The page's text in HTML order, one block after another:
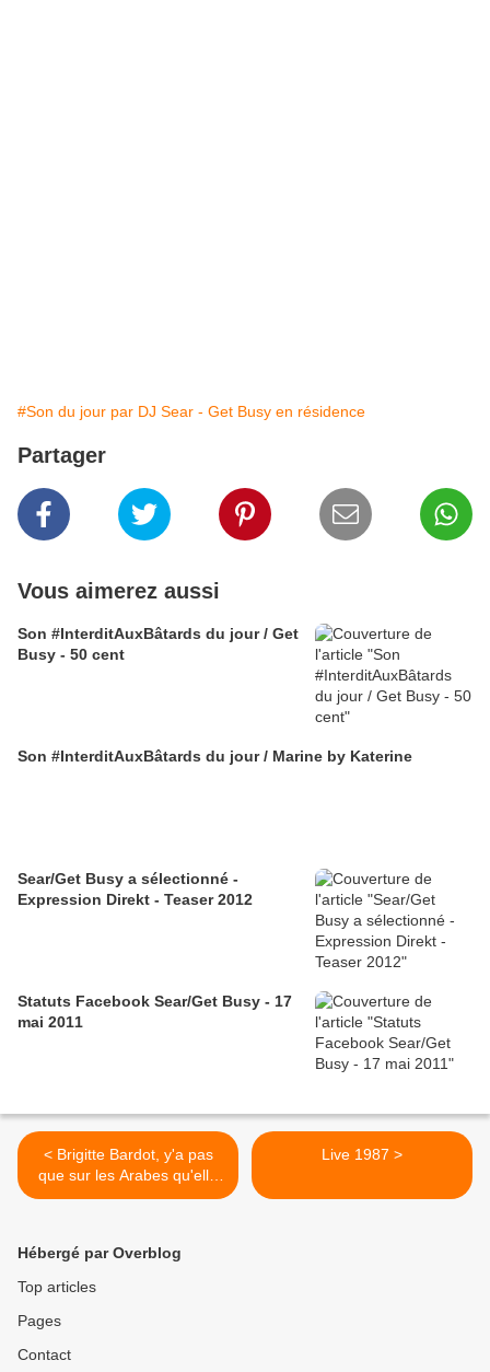
#Son du jour par DJ Sear - Get Busy en résidence
Partager
Vous aimerez aussi
Son #InterditAuxBâtards du jour / Get
Busy - 50 cent
Son #InterditAuxBâtards du jour / Marine by Katerine
Sear/Get Busy a sélectionné -
Expression Direkt - Teaser 2012
Statuts Facebook Sear/Get Busy - 17
mai 2011
< Brigitte Bardot, y'a pas
que sur les Arabes qu'elle
est marrante... demandez à
Live 1987 >
Hébergé par Overblog
Top articles
Pages
Contact